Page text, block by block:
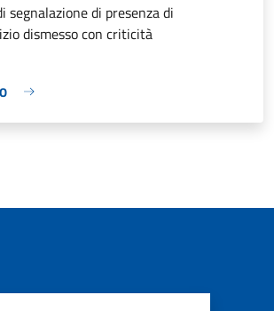
segnalazione di presenza di
dismesso con criticità